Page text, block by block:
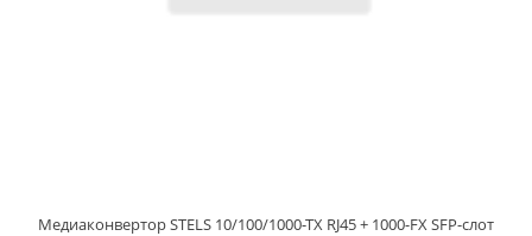
Медиаконвертор STELS 10/100/1000-TX RJ45 + 1000-FX SFP-слот